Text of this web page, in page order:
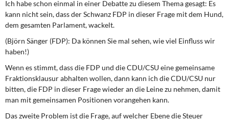
Ich habe schon einmal in einer Debatte zu diesem Thema gesagt: Es
kann nicht sein, dass der Schwanz FDP in dieser Frage mit dem Hund,
dem gesamten Parlament, wackelt.
(Björn Sänger (FDP): Da können Sie mal sehen, wie viel Einfluss wir
haben!)
Wenn es stimmt, dass die FDP und die CDU/CSU eine gemeinsame
Fraktionsklausur abhalten wollen, dann kann ich die CDU/CSU nur
bitten, die FDP in dieser Frage wieder an die Leine zu nehmen, damit
man mit gemeinsamen Positionen vorangehen kann.
Das zweite Problem ist die Frage, auf welcher Ebene die Steuer